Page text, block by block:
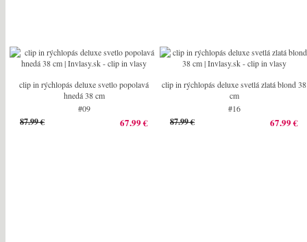
clip in rýchlopás deluxe svetlo popolavá
hnedá 38 cm
#09
87.99 € 67.99 €
clip in rýchlopás deluxe svetlá zlatá blond 38
cm
#16
87.99 € 67.99 €